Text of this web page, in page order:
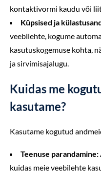
kontaktivormi kaudu või
Küpsised ja
veebilehte, kogume
kasutuskogemuse kohta,
ja sirvimisajalugu.
Kuidas me
kasutame?
Kasutame kogutud
Teenuse parandamine:
kuidas meie veebilehte